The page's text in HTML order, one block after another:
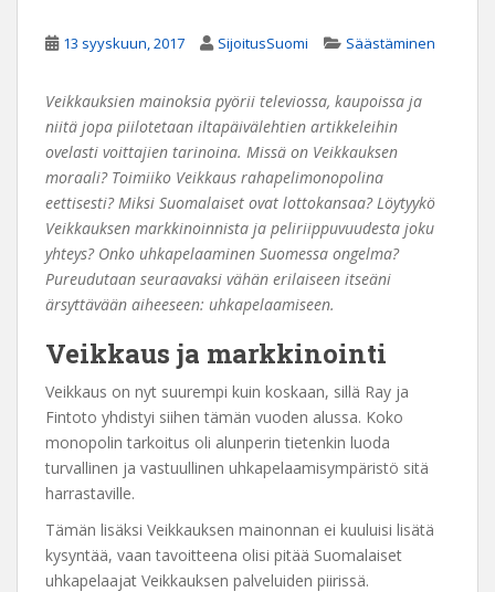
13 syyskuun, 2017 SijoitusSuomi Säästäminen
Veikkauksien mainoksia pyörii televiossa, kaupoissa ja
niitä jopa piilotetaan iltapäivälehtien artikkeleihin
ovelasti voittajien tarinoina. Missä on Veikkauksen
moraali? Toimiiko Veikkaus rahapelimonopolina
eettisesti? Miksi Suomalaiset ovat lottokansaa? Löytyykö
Veikkauksen markkinoinnista ja peliriippuvuudesta joku
yhteys? Onko uhkapelaaminen Suomessa ongelma?
Pureudutaan seuraavaksi vähän erilaiseen itseäni
ärsyttävään aiheeseen: uhkapelaamiseen.
Veikkaus ja markkinointi
Veikkaus on nyt suurempi kuin koskaan, sillä Ray ja
Fintoto yhdistyi siihen tämän vuoden alussa. Koko
monopolin tarkoitus oli alunperin tietenkin luoda
turvallinen ja vastuullinen uhkapelaamisympäristö sitä
harrastaville.
Tämän lisäksi Veikkauksen mainonnan ei kuuluisi lisätä
kysyntää, vaan tavoitteena olisi pitää Suomalaiset
uhkapelaajat Veikkauksen palveluiden piirissä.